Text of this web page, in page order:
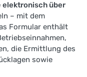
elektronisch über
– mit dem
Formular enthält
die Ermittlung des
sowie